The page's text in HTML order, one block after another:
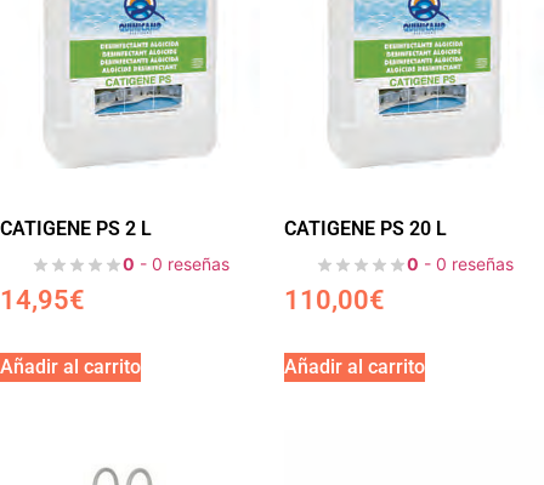
CATIGENE PS 2 L
0 - 0 reseñas
14,95€
Añadir al carrito
CATIGENE PS 20 L
0 - 0 reseñas
110,00€
Añadir al carrito